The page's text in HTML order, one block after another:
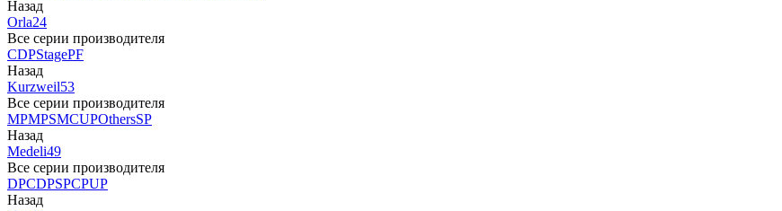
Назад
Orla24
Все серии производителя
CDPStagePF
Назад
Kurzweil53
Все серии производителя
MPMPSMCUPOthersSP
Назад
Medeli49
Все серии производителя
DPCDPSPCPUP
Назад